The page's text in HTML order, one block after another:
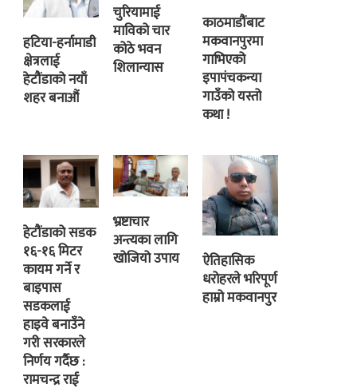
हटिया-हर्नामाडी
क्षेत्रलाई
हेटौंडाको नयाँ
शहर बनाऔं
चुरियामाई
माविको चार
कोठे भवन
शिलान्यास
काठमाडौंबाट
मकवानपुरमा
गाभिएको
इपापंचकन्या
गाउँको यस्तो
कथा !
हेटौंडाको सडक
१६-१६ मिटर
कायम गर्ने र
बाइपास
सडकलाई
हाइवे बनाउँने
गरी सरकारले
निर्णय गर्दैछ :
रामचन्द्र राई
भ्रष्टाचार
अन्त्यका लागि
खोजियो उपाय
ऐतिहासिक
धरोहरले भरिपूर्ण
हाम्रो मकवानपुर